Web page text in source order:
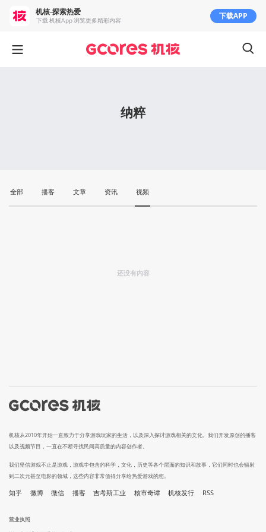
纳粹
全部 播客 文章 资讯 视频
还没有内容
机核从2010年开始一直致力于分享游戏玩家的生活，以及深入探讨游戏相关的文化。我们开发原创的播客
以及视频节目，一直在不断寻找民间高质量的内容创作者。
我们坚信游戏不止是游戏，游戏中包含的科学，文化，历史等各个层面的知识和故事，它们同时也会辐射
到二次元甚至电影的领域，这些内容非常值得分享给热爱游戏的您。
知乎 微博 微信 播客 吉考斯工业 核市奇谭 机核发行 RSS
营业执照
机核-探索热爱
下载 机核App 浏览更多精彩内容 下载APP